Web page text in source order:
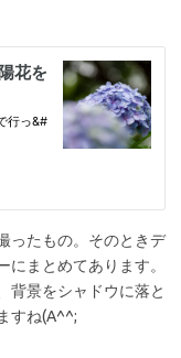
ったもの。そのときデ
まとめてあります。
背景をシャドウに落と
すね(A^^;